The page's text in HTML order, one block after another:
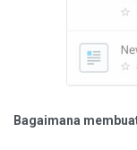
Bagaimana